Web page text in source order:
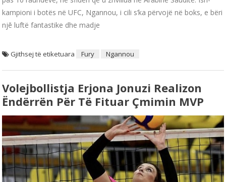
kampioni i botës në UFC, Ngannou, i cili s’ka përvojë në boks, e bëri
njē luftë fantastike dhe madje
Gjithsej të etiketuara Fury Ngannou
Volejbollistja Erjona Jonuzi Realizon
Ëndërrën Për Të Fituar Çmimin MVP